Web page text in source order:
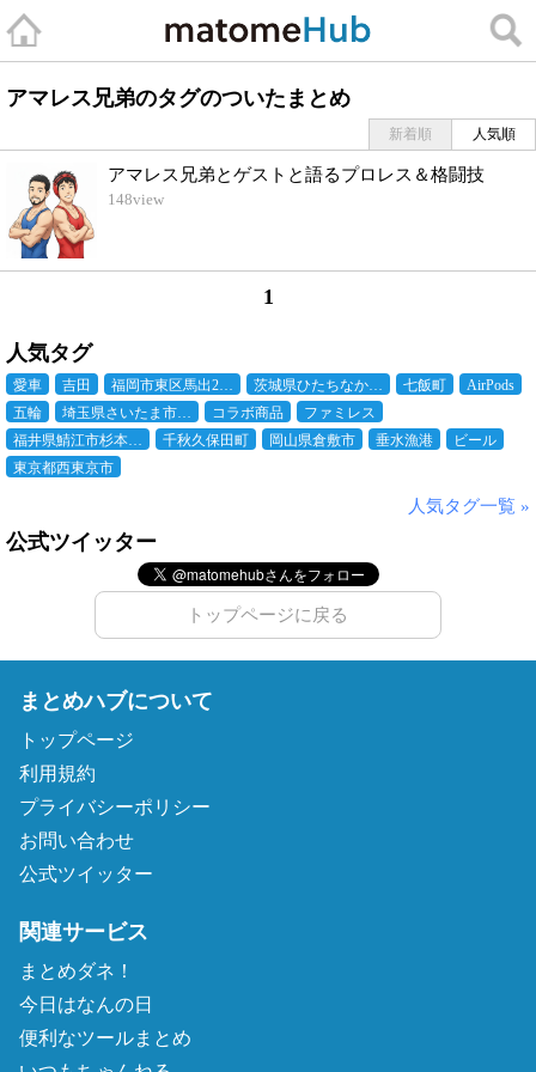
アマレス兄弟のタグのついたまとめ
新着順 人気順
アマレス兄弟とゲストと語るプロレス＆格闘技
148view
1
人気タグ
愛車 吉田 福岡市東区馬出2… 茨城県ひたちなか… 七飯町
AirPods
五輪
埼玉県さいたま市… コラボ商品
ファミレス
福井県鯖江市杉本…
千秋久保田町 岡山県倉敷市 垂水漁港
ビール
東京都西東京市
人気タグ一覧 »
公式ツイッター
トップページに戻る
まとめハブについて
トップページ
利用規約
プライバシーポリシー
お問い合わせ
公式ツイッター
関連サービス
まとめダネ！
今日はなんの日
便利なツールまとめ